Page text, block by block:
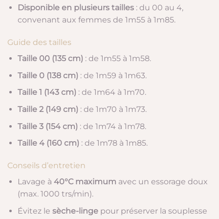
Disponible en plusieurs tailles: du 00 au 4,
convenant aux femmes de 1m55 à 1m85.
Guide des tailles
Taille 00 (135 cm): de 1m55 à 1m58.
Taille 0 (138 cm): de 1m59 à 1m63.
Taille 1 (143 cm): de 1m64 à 1m70.
Taille 2 (149 cm): de 1m70 à 1m73.
Taille 3 (154 cm): de 1m74 à 1m78.
Taille 4 (160 cm): de 1m78 à 1m85.
Conseils d’entretien
Lavage à 40°C maximum avec un essorage doux
(max. 1000 trs/min).
Évitez le sèche-lingepour préserver la souplesse